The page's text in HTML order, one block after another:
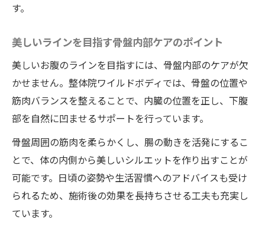
す。
美しいラインを目指す骨盤内部ケアのポイント
美しいお腹のラインを目指すには、骨盤内部のケアが欠
かせません。整体院ワイルドボディでは、骨盤の位置や
筋肉バランスを整えることで、内臓の位置を正し、下腹
部を自然に凹ませるサポートを行っています。
骨盤周囲の筋肉を柔らかくし、腸の動きを活発にするこ
とで、体の内側から美しいシルエットを作り出すことが
可能です。日頃の姿勢や生活習慣へのアドバイスも受け
られるため、施術後の効果を長持ちさせる工夫も充実し
ています。